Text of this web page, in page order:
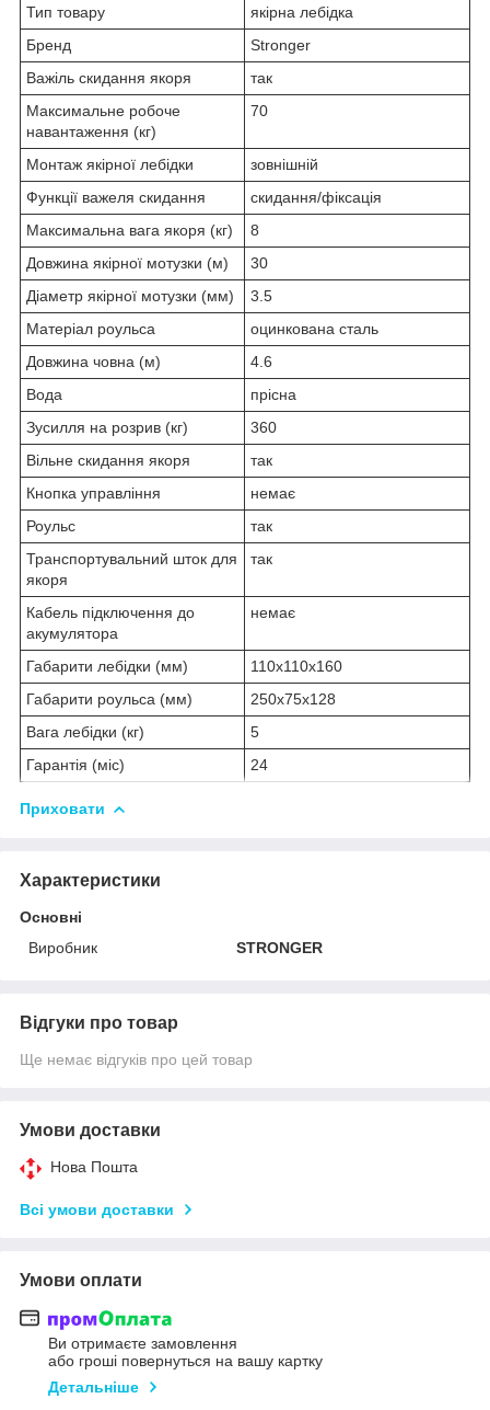
Тип товару
якірна лебідка
Бренд
Stronger
Важіль скидання якоря
так
Максимальне робоче
навантаження (кг)
70
Монтаж якірної лебідки
зовнішній
Функції важеля скидання
скидання/фіксація
Максимальна вага якоря (кг)
8
Довжина якірної мотузки (м)
30
Діаметр якірної мотузки (мм)
3.5
Матеріал роульса
оцинкована сталь
Довжина човна (м)
4.6
Вода
прісна
Зусилля на розрив (кг)
360
Вільне скидання якоря
так
Кнопка управління
немає
Роульс
так
Транспортувальний шток для
якоря
так
Кабель підключення до
акумулятора
немає
Габарити лебідки (мм)
110x110x160
Габарити роульса (мм)
250х75х128
Вага лебідки (кг)
5
Гарантія (міс)
24
Приховати
Характеристики
Основні
Виробник
STRONGER
Відгуки про товар
Ще немає відгуків про цей товар
Умови доставки
Нова Пошта
Всі умови доставки
Умови оплати
Ви отримаєте замовлення
або гроші повернуться на вашу картку
Детальніше